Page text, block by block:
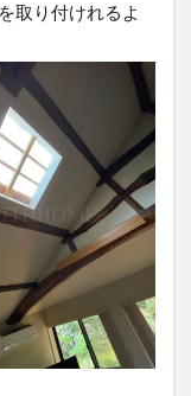
取り付けれるよ